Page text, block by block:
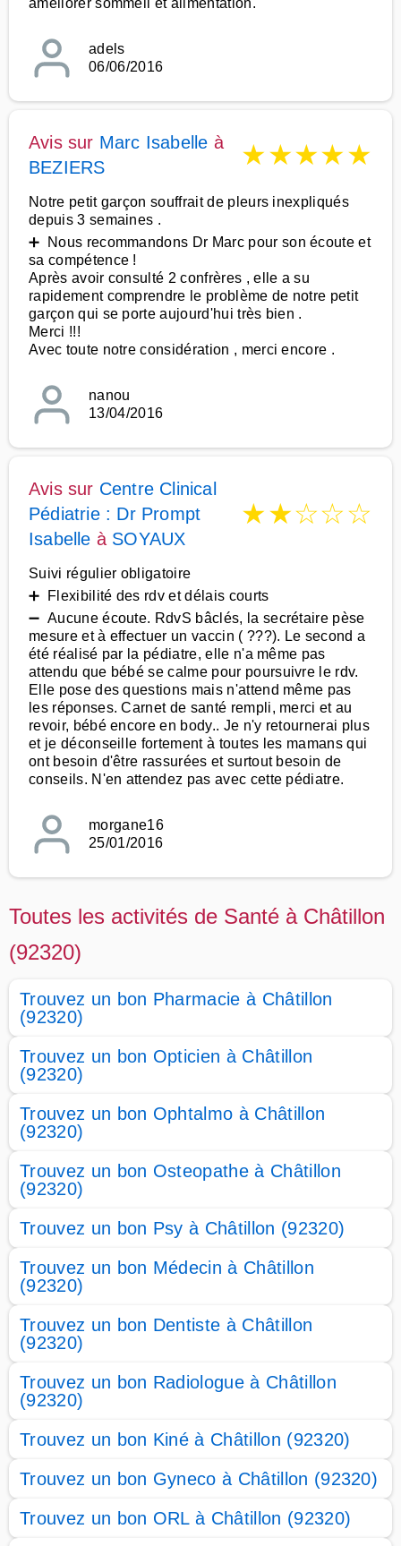
améliorer sommeil et alimentation.
adels
06/06/2016
Avis sur Marc Isabelle à
BEZIERS
★★★★★
Notre petit garçon souffrait de pleurs inexpliqués
depuis 3 semaines .
➕ Nous recommandons Dr Marc pour son écoute et
sa compétence !
Après avoir consulté 2 confrères , elle a su
rapidement comprendre le problème de notre petit
garçon qui se porte aujourd'hui très bien .
Merci !!!
Avec toute notre considération , merci encore .
nanou
13/04/2016
Avis sur Centre Clinical
Pédiatrie : Dr Prompt
Isabelle à SOYAUX
★★☆☆☆
Suivi régulier obligatoire
➕ Flexibilité des rdv et délais courts
➖ Aucune écoute. RdvS bâclés, la secrétaire pèse
mesure et à effectuer un vaccin ( ???). Le second a
été réalisé par la pédiatre, elle n'a même pas
attendu que bébé se calme pour poursuivre le rdv.
Elle pose des questions mais n'attend même pas
les réponses. Carnet de santé rempli, merci et au
revoir, bébé encore en body.. Je n'y retournerai plus
et je déconseille fortement à toutes les mamans qui
ont besoin d'être rassurées et surtout besoin de
conseils. N'en attendez pas avec cette pédiatre.
morgane16
25/01/2016
Toutes les activités de Santé à Châtillon
(92320)
Trouvez un bon Pharmacie à Châtillon
(92320)
Trouvez un bon Opticien à Châtillon
(92320)
Trouvez un bon Ophtalmo à Châtillon
(92320)
Trouvez un bon Osteopathe à Châtillon
(92320)
Trouvez un bon Psy à Châtillon (92320)
Trouvez un bon Médecin à Châtillon
(92320)
Trouvez un bon Dentiste à Châtillon
(92320)
Trouvez un bon Radiologue à Châtillon
(92320)
Trouvez un bon Kiné à Châtillon (92320)
Trouvez un bon Gyneco à Châtillon (92320)
Trouvez un bon ORL à Châtillon (92320)